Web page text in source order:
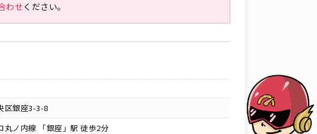
わせ ください。
区銀座3-3-8
丸ノ内線 「銀座」駅 徒歩2分